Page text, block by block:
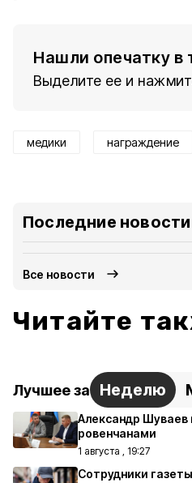
Нашли опечатку в
Выделите ее и
медики награждение
Последние новости
Все новости
Читайте
Лучшее за Неделю
Александр Шуваев
ровенчанами
1 августа , 19:27
Сотрудники